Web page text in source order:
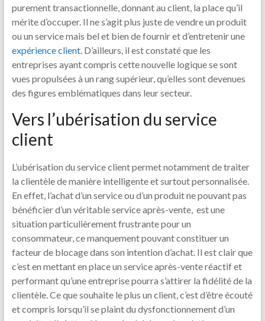
purement transactionnelle, donnant au client, la place qu’il
mérite d’occuper. Il ne s’agit plus juste de vendre un produit
ou un service mais bel et bien de fournir et d’entretenir une
expérience client. D’ailleurs, il est constaté que les
entreprises ayant compris cette nouvelle logique se sont
vues propulsées à un rang supérieur, qu’elles sont devenues
des figures emblématiques dans leur secteur.
Vers l’ubérisation du service
client
L’ubérisation du service client permet notamment de traiter
la clientèle de manière intelligente et surtout personnalisée.
En effet, l’achat d’un service ou d’un produit ne pouvant pas
bénéficier d’un véritable service après-vente, est une
situation particulièrement frustrante pour un
consommateur, ce manquement pouvant constituer un
facteur de blocage dans son intention d’achat. Il est clair que
c’est en mettant en place un service après-vente réactif et
performant qu’une entreprise pourra s’attirer la fidélité de la
clientèle. Ce que souhaite le plus un client, c’est d’être écouté
et compris lorsqu’il se plaint du dysfonctionnement d’un